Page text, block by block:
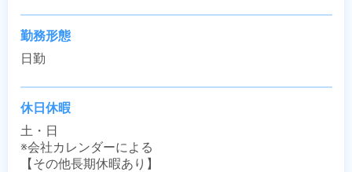
勤務形態
日勤
休日休暇
土・日
※会社カレンダーによる
【その他長期休暇あり】